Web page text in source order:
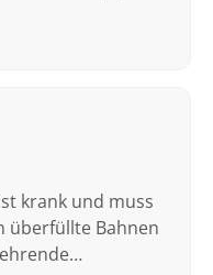
krank und muss
überfüllte Bahnen